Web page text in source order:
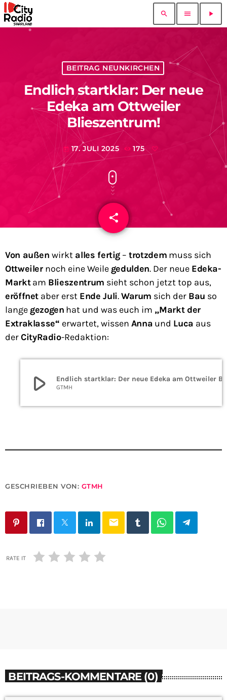
search menu play_arrow
BEITRAG NEUNKIRCHEN
Endlich startklar: Der neue
Edeka am Ottweiler
Blieszentrum!
today 17. JULI 2025 175
share
email
Von außenwirkt alles fertig –trotzdem muss sich
Ottweilernoch eine Weile gedulden. Der neue Edeka-
Marktam Blieszentrum sieht schon jetzt top aus,
eröffnet aber erst Ende Juli.Warum sich der Bau so
lange gezogen hat und was euch im „Markt der
Extraklasse“ erwartet, wissen Anna und Luca aus
derCityRadio-Redaktion:
play_arrow GTMH
GESCHRIEBEN VON: GTMH
email
RATE IT
BEITRAGS-KOMMENTARE (0)